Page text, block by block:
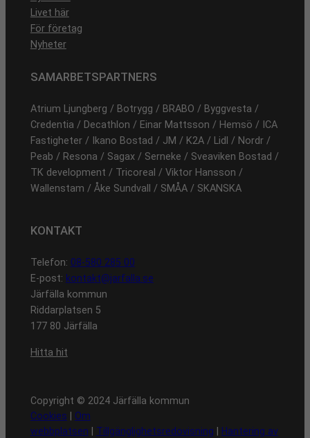
Livet här
För företag
Nyheter
SAMARBETSPARTNERS
Atrium Ljungberg / Botrygg / BRABO / Byggvesta /
Credentia / Decathlon / Einar Mattsson / Hemsö / ICA
Fastigheter / Ikano Bostad / JM / K2A / Lidl / Nordr /
Peab / Resona / Sagax / Serneke / Sveaviken Bostad /
TK development / Tricoreal / Viktor Hansson /
Wallenstam / Åke Sundvall / SMÅA / SKANSKA
KONTAKT
Telefon: 08-580 285 00
E-post: kontakt@jarfalla.se
Järfälla kommun
Riddarplatsen 5
177 80 Järfälla
Hitta hit
Copyright © 2024 Järfälla kommun
Cookies
Om
webbplatsen
Tillgänglighetsredovisning
Hantering av